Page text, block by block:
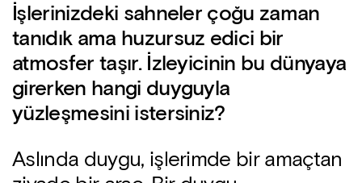
İşlerinizdeki sahneler çoğu zaman
tanıdık ama huzursuz edici bir
atmosfer taşır. İzleyicinin bu dünyaya
girerken hangi duyguyla
yüzleşmesini istersiniz?
Aslında duygu, işlerimde bir amaçtan